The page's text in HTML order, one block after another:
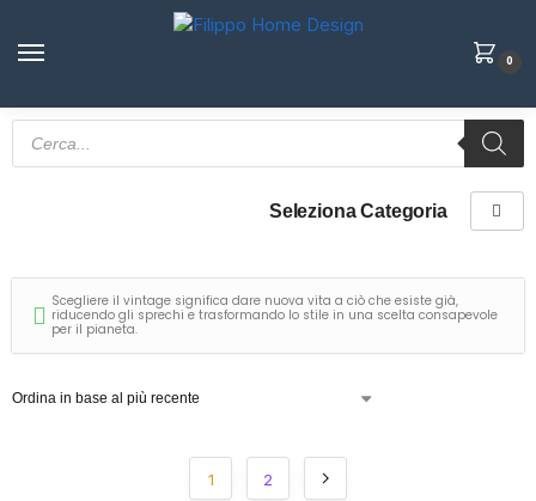
0
Seleziona Categoria
Scegliere il vintage significa dare nuova vita a ciò che esiste già,
riducendo gli sprechi e trasformando lo stile in una scelta consapevole
per il pianeta.
1 2